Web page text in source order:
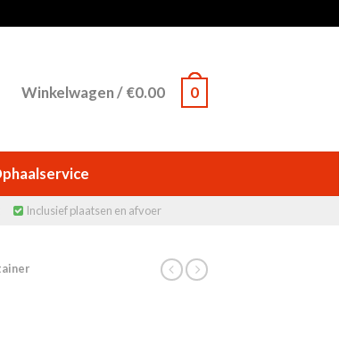
Winkelwagen/€0.00 0
 Inclusief plaatsen en afvoer